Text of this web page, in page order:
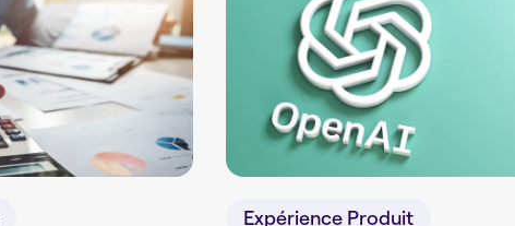
Expérience Produit